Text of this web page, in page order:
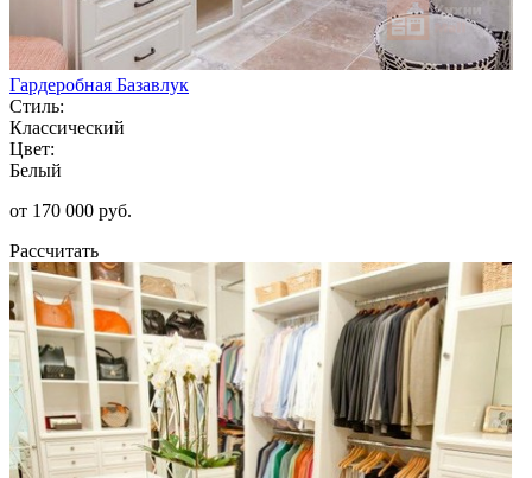
Гардеробная Базавлук
Стиль:
Классический
Цвет:
Белый
от 170 000 руб.
Рассчитать